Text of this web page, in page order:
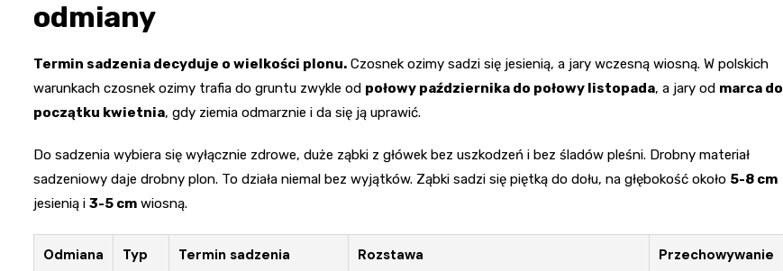
odmiany
Termin sadzenia decyduje o wielkości plonu. Czosnek ozimy sadzi się jesienią, a jary wczesną wiosną. W polskich
warunkach czosnek ozimy trafia do gruntu zwykle od połowy października do połowy listopada, a jary od marca do
początku kwietnia, gdy ziemia odmarznie i da się ją uprawić.
Do sadzenia wybiera się wyłącznie zdrowe, duże ząbki z główek bez uszkodzeń i bez śladów pleśni. Drobny materiał
sadzeniowy daje drobny plon. To działa niemal bez wyjątków. Ząbki sadzi się piętką do dołu, na głębokość około 5-8 cm
jesienią i 3-5 cm wiosną.
Odmiana Typ Termin sadzenia Rozstawa Przechowywanie